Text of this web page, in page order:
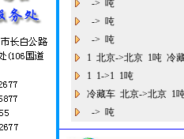
-> 吨
-> 吨
-> 吨
1 北京->北京 1吨 冷
1 1->1 1吨
冷藏车 北京->北京 1
-> 吨